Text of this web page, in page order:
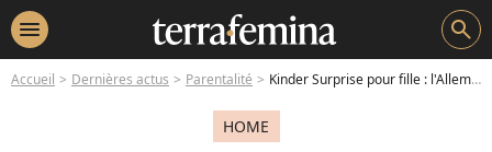
menu search
Accueil Dernières actus Parentalité Kinder Surprise pour fille : l'Allemagne féministe dénonce la « pink hystérie »
HOME